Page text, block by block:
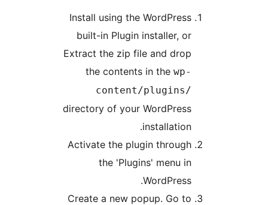
Install using the
built-in Plugin installer,
Extract the zip file and
the contents in the
content/
directory of your
Activate the plugin
the 'Plugins' menu
Create a new popup. Go